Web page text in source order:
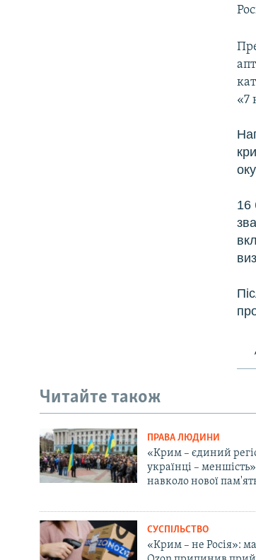
«7
16
Читайте також
ПРАВА ЛЮДИНИ
«Крим – єдиний
українці –
навколо нової
СУСПІЛЬСТВО
«Крим – не Росія»: